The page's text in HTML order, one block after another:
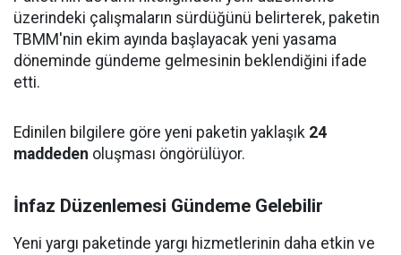
üzerindeki çalışmaların sürdüğünü belirterek, paketin
TBMM'nin ekim ayında başlayacak yeni yasama
döneminde gündeme gelmesinin beklendiğini ifade
etti.
Edinilen bilgilere göre yeni paketin yaklaşık 24
maddeden oluşması öngörülüyor.
İnfaz Düzenlemesi Gündeme Gelebilir
Yeni yargı paketinde yargı hizmetlerinin daha etkin ve